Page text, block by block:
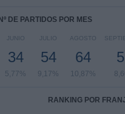
Nº DE PARTIDOS POR MES
JUNIO
34
5,77%
JULIO
54
9,17%
AGOSTO
64
10,87%
RANKING POR